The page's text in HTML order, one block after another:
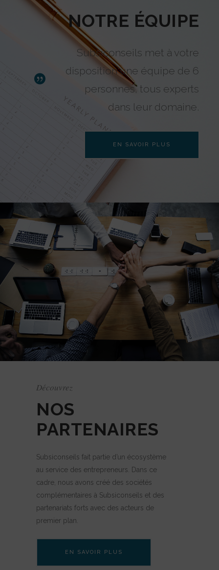
NOTRE ÉQUIPE
Subsiconseils met à votre
disposition une équipe de 6
personnes, tous experts
dans leur domaine.
EN SAVOIR PLUS
Découvrez
NOS
PARTENAIRES
Subsiconseils fait partie d’un écosystème
au service des entrepreneurs. Dans ce
cadre, nous avons créé des sociétés
complémentaires à Subsiconseils et des
partenariats forts avec des acteurs de
premier plan.
EN SAVOIR PLUS